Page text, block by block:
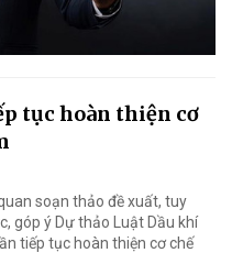
tục hoàn thiện cơ
soạn thảo đề xuất, tuy
góp ý Dự thảo Luật Dầu khí
tiếp tục hoàn thiện cơ chế